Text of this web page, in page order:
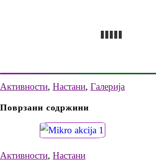
Активности, Настани, Галерија
Поврзани содржини
Активности, Настани